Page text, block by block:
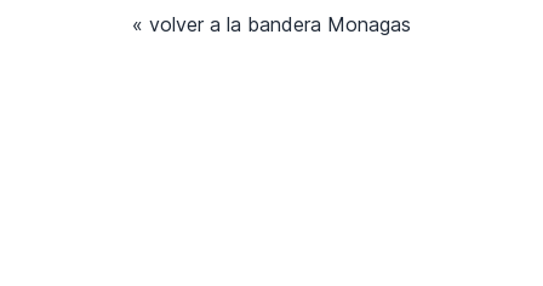
« volver a la bandera Monagas